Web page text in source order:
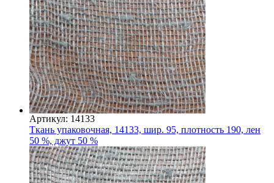
Артикул: 14133
Ткань упаковочная, 14133, шир. 95, плотность 190, лен
50 %, джут 50 %